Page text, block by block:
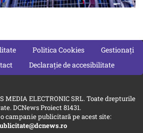
Politica Cookies
Gestionați
Declarație de accesibilitate
MEDIA ELECTRONIC SRL. Toate drepturile
DCNews Proiect 81431.
campanie publicitară pe acest site: